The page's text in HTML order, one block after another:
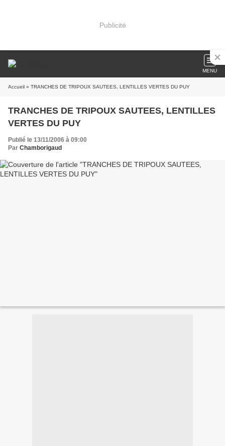
Publicité
MENU
Accueil » TRANCHES DE TRIPOUX SAUTEES, LENTILLES VERTES DU PUY
TRANCHES DE TRIPOUX SAUTEES, LENTILLES
VERTES DU PUY
Publié le 13/11/2006 à 09:00
Par Chamborigaud